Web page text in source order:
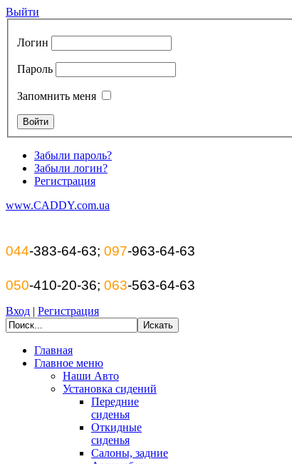
Выйти
Логин
Пароль
Запомнить меня
Забыли пароль?
Забыли логин?
Регистрация
www.CADDY.com.ua
044-383-64-63; 097-963-64-63
050-410-20-36; 063-563-64-63
Вход | Регистрация
Главная
Главное меню
Наши Авто
Установка сидений
Передние
сиденья
Откидные
сиденья
Салоны, задние